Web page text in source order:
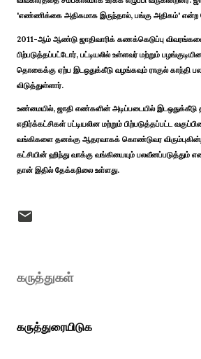
'எண்ணிக்கை அதிகமாக இருந்தால், பங்கு அதிகம்' என்ற
2011-ஆம் ஆண்டு ஜாதிவாரிக் கணக்கெடுப்பு
பிற்படுத்தப்பட்டோர், பட்டியலில் உள்ளவர் மற்றும்
தொகைக்கு ஏற்ப இடஒதுக்கீடு வழங்கவும் ராகுல் காந்தி
விடுத்துள்ளார்.
உண்மையில், ஜாதி எண்களின் அடிப்படையில் இடஒதுக்கீடு
எதிர்க்கட்சிகள் பட்டியலின மற்றும் பிற்படுத்தப்பட்ட
வங்கிகளை தனக்கு ஆதரவாகக் கொண்டுவர
கட்சியின் ஹிந்து வாக்கு வங்கியையும் பலவீனப்படுத்தும்
தான் இதில் தேக்கநிலை உள்ளது.
கருத்துகள்
கருத்துரையிடுக